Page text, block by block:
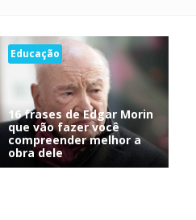
Educação
16 frases de Edgar Morin
que vão fazer você
compreender melhor a
obra dele